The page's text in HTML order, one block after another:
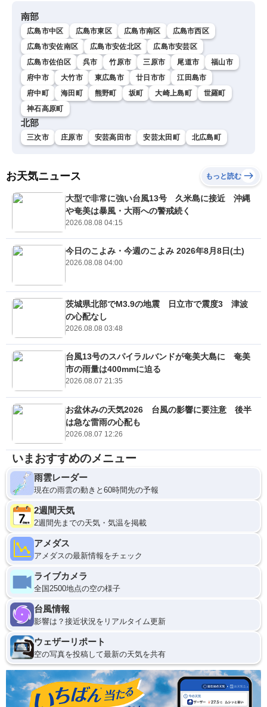
南部
広島市中区 広島市東区 広島市南区
広島市西区
広島市安佐南区
広島市安佐北区
広島市安芸区
広島市佐伯区
呉市 竹原市 三原市 尾道市
福山市
府中市
大竹市 東広島市 廿日市市
江田島市
府中町
海田町 熊野町 坂町 大崎上島町
世羅町
神石高原町
北部
三次市 庄原市 安芸高田市 安芸太田町 北広島町
お天気ニュース もっと読む
大型で非常に強い台風13号 久米島に接近 沖縄
や奄美は暴風・大雨への警戒続く
2026.08.08 04:15
今日のこよみ・今週のこよみ 2026年8月8日(土)
2026.08.08 04:00
茨城県北部でM3.9の地震 日立市で震度3 津波
の心配なし
2026.08.08 03:48
台風13号のスパイラルバンドが奄美大島に 奄美
市の雨量は400mmに迫る
2026.08.07 21:35
お盆休みの天気2026 台風の影響に要注意 後半
は急な雷雨の心配も
2026.08.07 12:26
いまおすすめのメニュー
雨雲レーダー
現在の雨雲の動きと60時間先の予報
2週間天気
2週間先までの天気・気温を掲載
アメダス
アメダスの最新情報をチェック
ライブカメラ
全国2500地点の空の様子
台風情報
影響は？接近状況をリアルタイム更新
ウェザーリポート
空の写真を投稿して最新の天気を共有